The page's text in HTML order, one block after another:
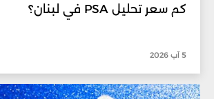
كم سعر تحليل PSA في لبنان؟
5 آب 2026